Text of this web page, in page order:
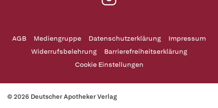
AGB Mediengruppe Datenschutzerklärung
Impressum
Widerrufsbelehrung
Barrierefreiheitserklärung
Cookie Einstellungen
© 2026 Deutscher Apotheker Verlag